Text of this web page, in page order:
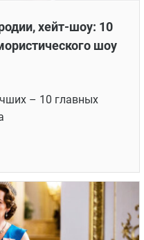
хейт-шоу: 10
шоу
– 10 главных